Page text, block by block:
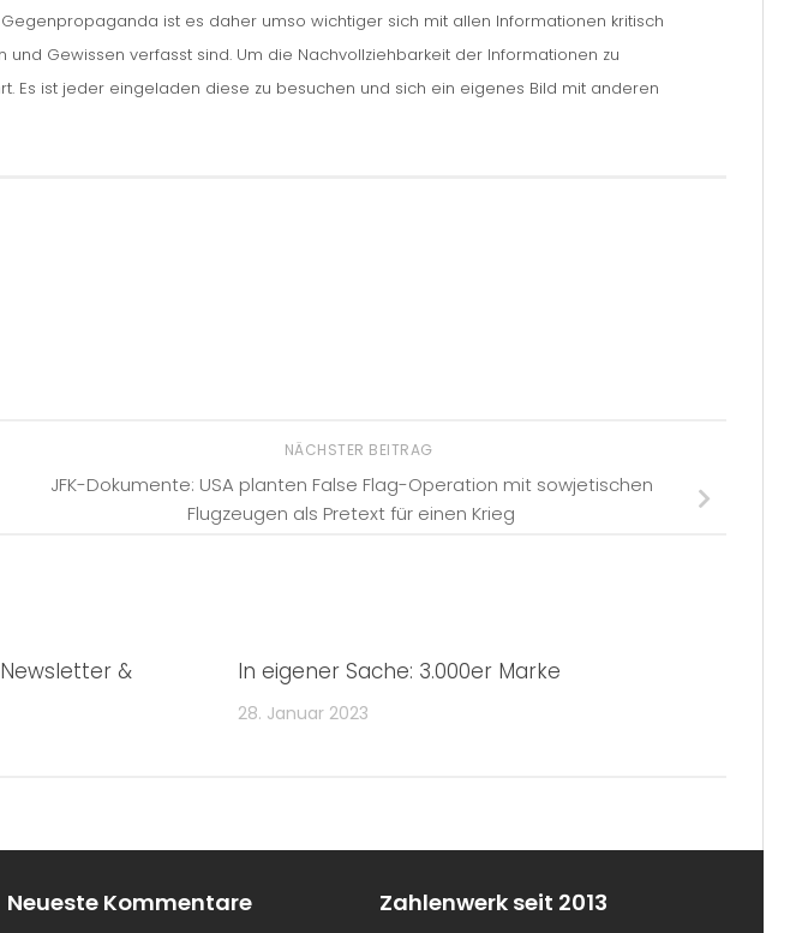
ist es daher umso wichtiger sich mit allen Informationen kritisch
Gewissen verfasst sind. Um die Nachvollziehbarkeit der Informationen zu
Es ist jeder eingeladen diese zu besuchen und sich ein eigenes Bild mit anderen
NÄCHSTER BEITRAG
JFK-Dokumente: USA planten False Flag-Operation mit sowjetischen
Flugzeugen als Pretext für einen Krieg
&
In eigener Sache: 3.000er Marke
28. Januar 2023
Neueste Kommentare Zahlenwerk seit 2013